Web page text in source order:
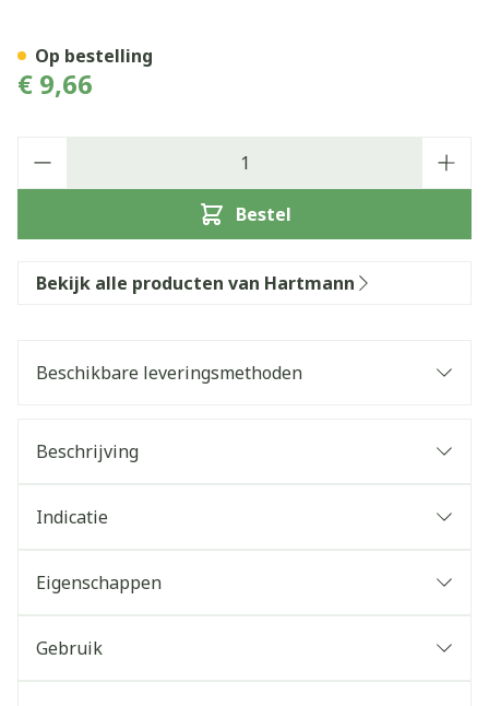
€ 9,66
Bestel
Op bestelling
Bekijk alle producten van Hartmann
Beschikbare leveringsmethoden
Beschrijving
Indicatie
Eigenschappen
Gebruik